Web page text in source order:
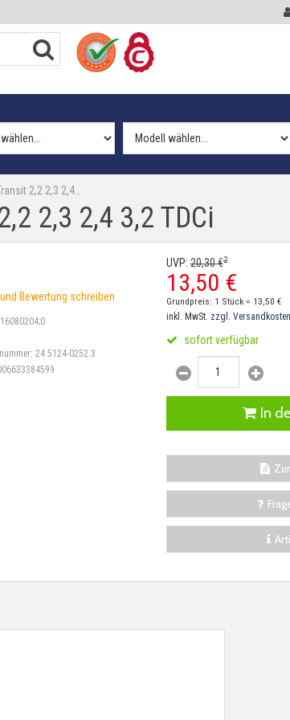
2,2 2,3 2,4…
2,3 2,4 3,2 TDCi
Bewertung schreiben
16080204;0
24.5124-0252.3
UVP:20,30€2
13,50 €
Grundpreis: 1 Stück = 13,50 €
inkl. MwSt. zzgl. Versandkosten
sofort verfügbar
In